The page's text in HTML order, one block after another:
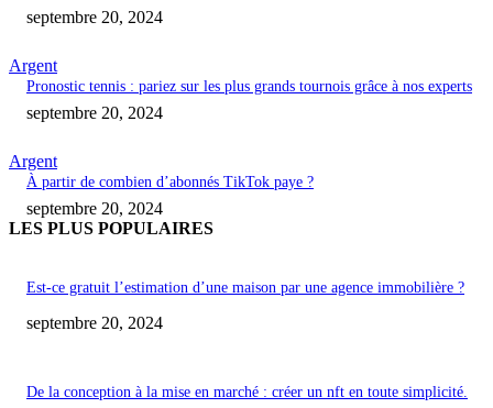
septembre 20, 2024
Argent
Pronostic tennis : pariez sur les plus grands tournois grâce à nos experts
septembre 20, 2024
Argent
À partir de combien d’abonnés TikTok paye ?
septembre 20, 2024
LES PLUS POPULAIRES
Est-ce gratuit l’estimation d’une maison par une agence immobilière ?
septembre 20, 2024
De la conception à la mise en marché : créer un nft en toute simplicité.